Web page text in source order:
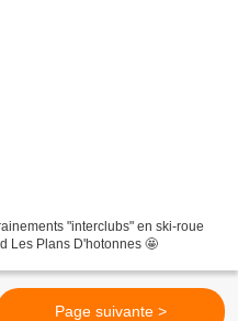
"interclubs" en ski-roue
Les Plans D'hotonnes 🤩
Page suivante >